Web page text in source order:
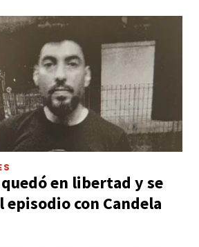
en libertad y se
con Candela